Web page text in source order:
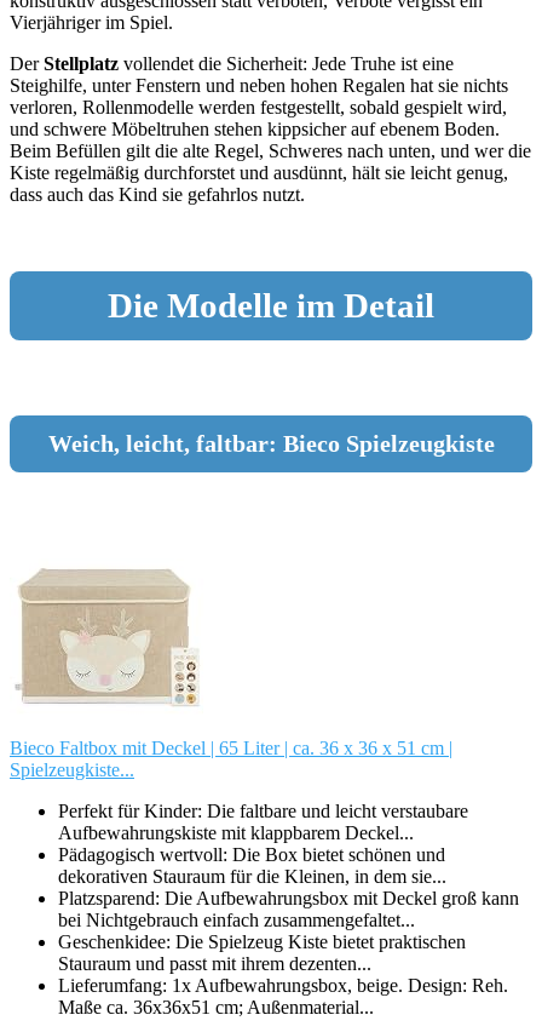
Vierjähriger im Spiel.
DerStellplatz vollendet die Sicherheit: Jede Truhe ist eine
Steighilfe, unter Fenstern und neben hohen Regalen hat sie nichts
verloren, Rollenmodelle werden festgestellt, sobald gespielt wird,
und schwere Möbeltruhen stehen kippsicher auf ebenem Boden.
Beim Befüllen gilt die alte Regel, Schweres nach unten, und wer die
Kiste regelmäßig durchforstet und ausdünnt, hält sie leicht genug,
dass auch das Kind sie gefahrlos nutzt.
Die Modelle im Detail
Weich, leicht, faltbar: Bieco Spielzeugkiste
Bieco Faltbox mit Deckel | 65 Liter | ca. 36 x 36 x 51 cm |
Spielzeugkiste...
Perfekt für Kinder: Die faltbare und leicht verstaubare
Aufbewahrungskiste mit klappbarem Deckel...
Pädagogisch wertvoll: Die Box bietet schönen und
dekorativen Stauraum für die Kleinen, in dem sie...
Platzsparend: Die Aufbewahrungsbox mit Deckel groß kann
bei Nichtgebrauch einfach zusammengefaltet...
Geschenkidee: Die Spielzeug Kiste bietet praktischen
Stauraum und passt mit ihrem dezenten...
Lieferumfang: 1x Aufbewahrungsbox, beige. Design: Reh.
Maße ca. 36x36x51 cm; Außenmaterial...